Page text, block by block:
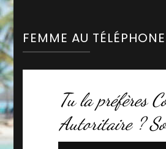
FEMME AU
Tu la préfères
Autoritaire ?